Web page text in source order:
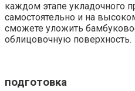
каждом этапе укладочного
самостоятельно и на
сможете уложить
облицовочную поверхность.
подготовка